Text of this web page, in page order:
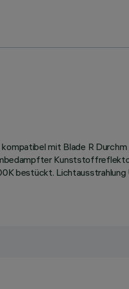
mit Blade R
bestückt.